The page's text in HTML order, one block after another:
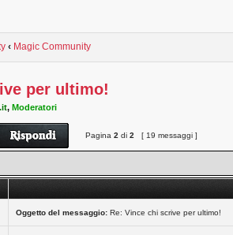
‹ Magic Community
per ultimo!
,Moderatori
Pagina2 di2 [ 19 messaggi ]
Oggetto del messaggio: Re: Vince chi scrive per ultimo!